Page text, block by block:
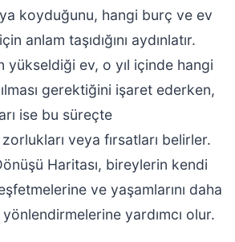
koyduğunu, hangi burç ve ev
anlam taşıdığını aydınlatır.
yükseldiği ev, o yıl içinde hangi
gerektiğini işaret ederken,
ise bu süreçte
veya fırsatları belirler.
Haritası, bireylerin kendi
ve yaşamlarını daha
yardımcı olur.